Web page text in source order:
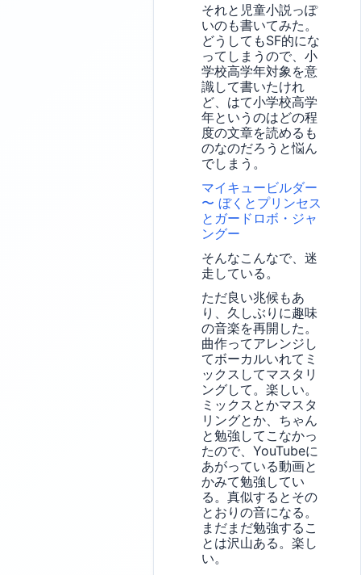
それと児童小説っぽ
いのも書いてみた。
どうしてもSF的にな
ってしまうので、小
学校高学年対象を意
識して書いたけれ
ど、はて小学校高学
年というのはどの程
度の文章を読めるも
のなのだろうと悩ん
でしまう。
マイキュービルダー
〜 ぼくとプリンセス
とガードロボ・ジャ
ングー
そんなこんなで、迷
走している。
ただ良い兆候もあ
り、久しぶりに趣味
の音楽を再開した。
曲作ってアレンジし
てボーカルいれてミ
ックスしてマスタリ
ングして。楽しい。
ミックスとかマスタ
リングとか、ちゃん
と勉強してこなかっ
たので、YouTubeに
あがっている動画と
かみて勉強してい
る。真似するとその
とおりの音になる。
まだまだ勉強するこ
とは沢山ある。楽し
い。